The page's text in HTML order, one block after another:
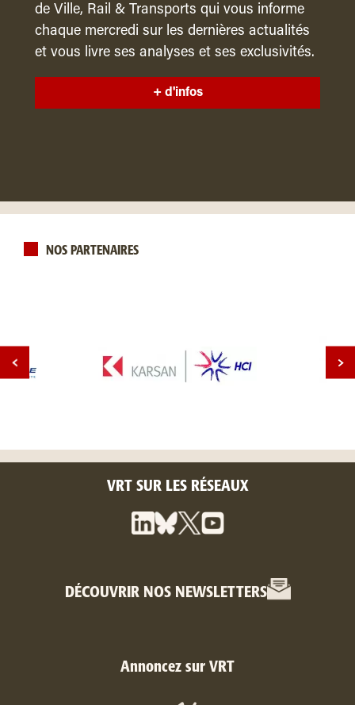
de Ville, Rail & Transports qui vous informe
chaque mercredi sur les dernières actualités
et vous livre ses analyses et ses exclusivités.
+ d'infos
NOS PARTENAIRES
VRT SUR LES RÉSEAUX
DÉCOUVRIR NOS NEWSLETTERS
Annoncez sur VRT